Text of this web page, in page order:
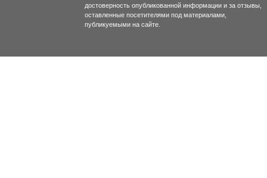
достоверность опубликованной информации и за отзывы,
оставленные посетителями под материалами,
публикуемыми на сайте.